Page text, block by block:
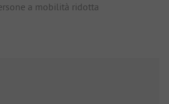
a mobilità ridotta